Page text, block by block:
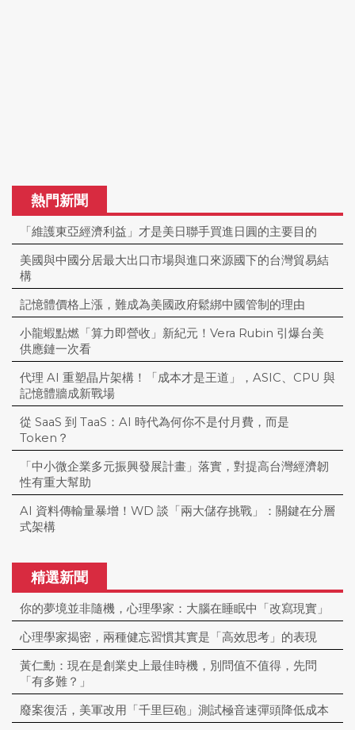
熱門新聞
「維護東亞經濟利益」才是美日聯手買進日圓的主要目的
美國與中國分居最大出口市場與進口來源國下的台灣貿易結
構
記憶體價格上漲，難成為美國政府鬆綁中國管制的理由
小龍蝦點燃「算力即營收」新紀元！Vera Rubin 引爆台美
供應鏈一次看
代理 AI 重塑晶片架構！「成本才是王道」，ASIC、CPU 與
記憶體牆成新戰場
從 SaaS 到 TaaS：AI 時代為何你不是付月費，而是
Token？
「中小微企業多元振興發展計畫」落實，對提高台灣經濟韌
性有重大幫助
AI 資料傳輸量暴增！WD 談「兩大儲存挑戰」：關鍵在分層
式架構
精選新聞
你的夢境並非隨機，心理學家：大腦在睡眠中「改寫現實」
心理學家揭密，兩種健忘習慣其實是「高效思考」的表現
黃仁勳：現在是創業史上最佳時機，別問值不值得，先問
「有多難？」
廢案復活，美軍改用「千里巨砲」測試極音速彈頭降低成本